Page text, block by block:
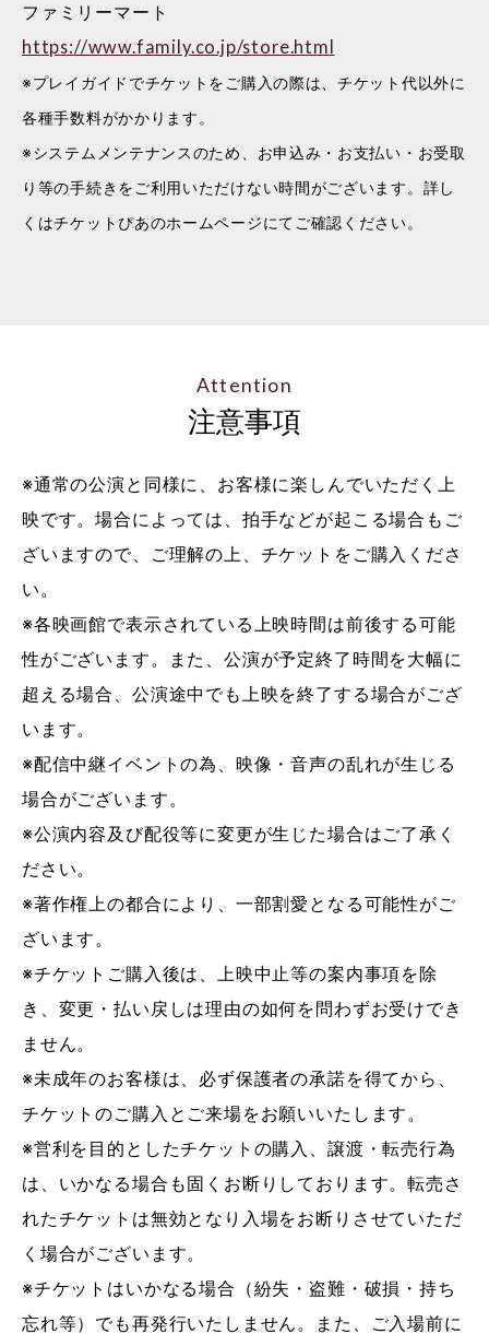
ファミリーマート
https://www.family.co.jp/store.html
※プレイガイドでチケットをご購入の際は、チケット代以外に
各種手数料がかかります。
※システムメンテナンスのため、お申込み・お支払い・お受取
り等の手続きをご利用いただけない時間がございます。詳し
くはチケットぴあのホームページにてご確認ください。
Attention
注意事項
※通常の公演と同様に、お客様に楽しんでいただく上
映です。場合によっては、拍手などが起こる場合もご
ざいますので、ご理解の上、チケットをご購入くださ
い。
※各映画館で表示されている上映時間は前後する可能
性がございます。また、公演が予定終了時間を大幅に
超える場合、公演途中でも上映を終了する場合がござ
います。
※配信中継イベントの為、映像・音声の乱れが生じる
場合がございます。
※公演内容及び配役等に変更が生じた場合はご了承く
ださい。
※著作権上の都合により、一部割愛となる可能性がご
ざいます。
※チケットご購入後は、上映中止等の案内事項を除
き、変更・払い戻しは理由の如何を問わずお受けでき
ません。
※未成年のお客様は、必ず保護者の承諾を得てから、
チケットのご購入とご来場をお願いいたします。
※営利を目的としたチケットの購入、譲渡・転売行為
は、いかなる場合も固くお断りしております。転売さ
れたチケットは無効となり入場をお断りさせていただ
く場合がございます。
※チケットはいかなる場合（紛失・盗難・破損・持ち
忘れ等）でも再発行いたしません。また、ご入場前に